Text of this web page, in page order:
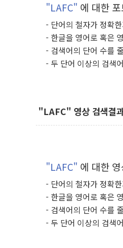
"LAFC" 에 대한
- 단어의 철자가 정확
- 한글을 영어로 혹은
- 검색어의 단어 수를
- 두 단어 이상의 검색
"LAFC" 영상 검색결
"LAFC" 에 대한
- 단어의 철자가 정확
- 한글을 영어로 혹은
- 검색어의 단어 수를
- 두 단어 이상의 검색